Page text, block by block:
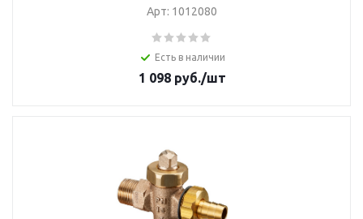
Арт: 1012080
Есть в наличии
1 098руб./шт